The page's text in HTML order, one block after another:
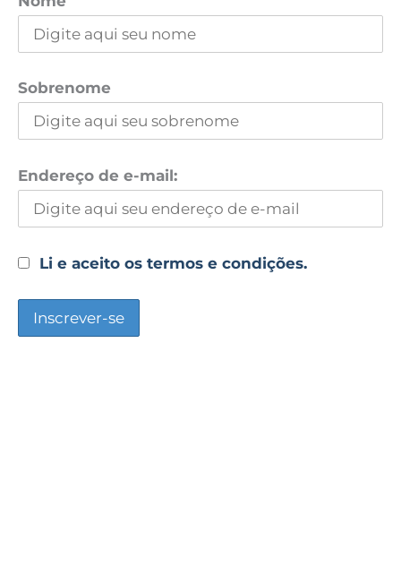
Sobrenome
Endereço de e-mail:
Li e aceito os termos e condições.